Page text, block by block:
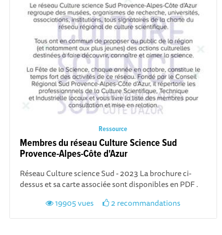
Ressource
Membres du réseau Culture Science Sud
Provence-Alpes-Côte d'Azur
Réseau Culture science Sud - 2023 La brochure ci-
dessus et sa carte associée sont disponibles en PDF .
19905 vues
2 recommandations